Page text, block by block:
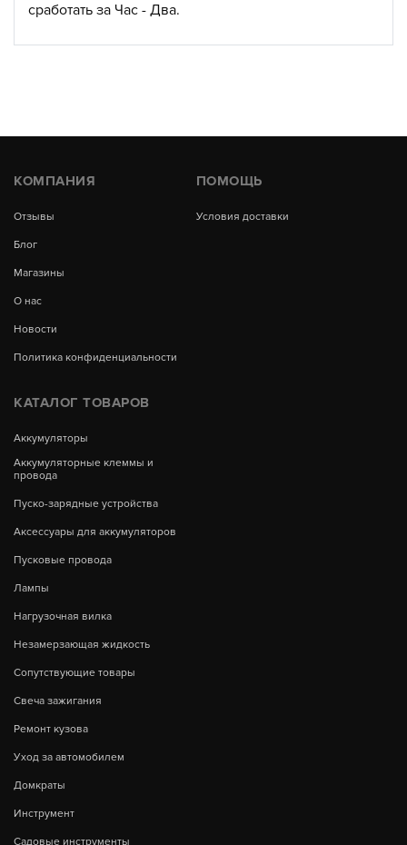
сработать за Час - Два.
КОМПАНИЯ
Отзывы
Блог
Магазины
О нас
Новости
Политика конфиденциальности
ПОМОЩЬ
Условия доставки
КАТАЛОГ ТОВАРОВ
Аккумуляторы
Аккумуляторные клеммы и
провода
Пуско-зарядные устройства
Аксессуары для аккумуляторов
Пусковые провода
Лампы
Нагрузочная вилка
Незамерзающая жидкость
Сопутствующие товары
Свеча зажигания
Ремонт кузова
Уход за автомобилем
Домкраты
Инструмент
Садовые инструменты